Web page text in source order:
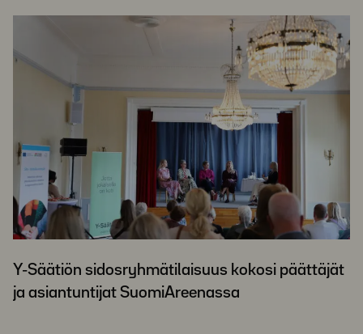
Y-Säätiön sidosryhmätilaisuus kokosi päättäjät
ja asiantuntijat SuomiAreenassa